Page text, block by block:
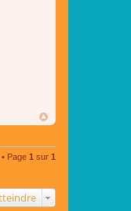
Page 1 sur 1